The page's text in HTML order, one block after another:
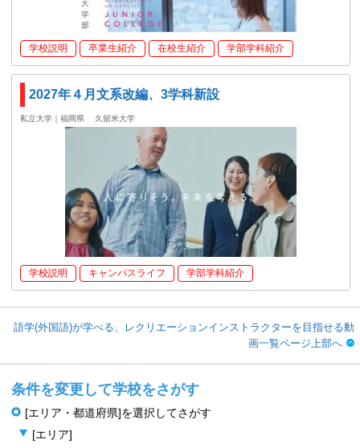
学校説明 卒業生紹介 在校生紹介 学部学科紹介
2027年４月文系改編、3学科新設
私立大学｜福岡県 久留米大学
学校説明 キャンパスライフ 学部学科紹介
語学(外国語)が学べる、レクリエーションインストラクターを目指せる動
画一覧ページ上部へ
条件を変更して学校をさがす
[エリア・都道府県]を選択してさがす
[エリア]